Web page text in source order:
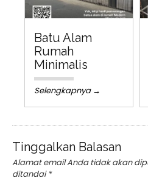
Batu Alam
Rumah
Minimalis
Selengkapnya →
Tinggalkan Balasan
Alamat email Anda tidak akan
ditandai*